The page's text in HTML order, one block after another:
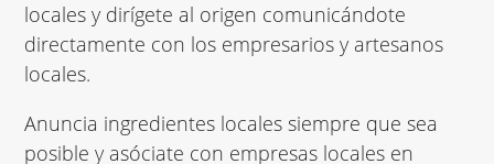
locales y dirígete al origen comunicándote
directamente con los empresarios y artesanos
locales.
Anuncia ingredientes locales siempre que sea
posible y asóciate con empresas locales en